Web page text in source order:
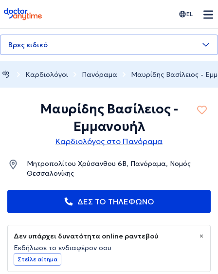
doctoranytime EL
Βρες ειδικό
Καρδιολόγοι Πανόραμα Μαυρίδης Βασίλειος -
Μαυρίδης Βασίλειος -
Εμμανουήλ
Καρδιολόγος στο Πανόραμα
Μητροπολίτου Χρύσανθου 6Β, Πανόραμα, Νομός
Θεσσαλονίκης
ΔΕΣ ΤΟ ΤΗΛΕΦΩΝΟ
Δεν υπάρχει δυνατότητα online ραντεβού
Εκδήλωσε το ενδιαφέρον σου
Στείλε αίτημα